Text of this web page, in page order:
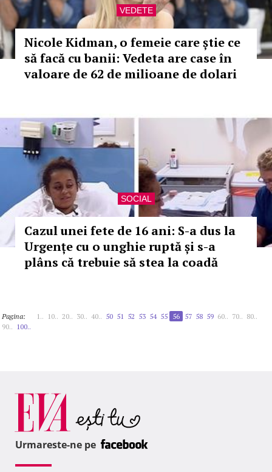
VEDETE
Nicole Kidman, o femeie care știe ce
să facă cu banii: Vedeta are case în
valoare de 62 de milioane de dolari
SOCIAL
Cazul unei fete de 16 ani: S-a dus la
Urgențe cu o unghie ruptă și s-a
plâns că trebuie să stea la coadă
Pagina: 1.. 10.. 20.. 30.. 40.. 50 51 52 53 54 55 56 57 58 59 60.. 70.. 80..
90.. 100..
Urmareste-ne pe